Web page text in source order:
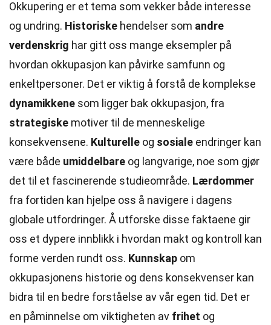
Okkupering er et tema som vekker både interesse
og undring. Historiske hendelser som andre
verdenskrig har gitt oss mange eksempler på
hvordan okkupasjon kan påvirke samfunn og
enkeltpersoner. Det er viktig å forstå de komplekse
dynamikkene som ligger bak okkupasjon, fra
strategiske motiver til de menneskelige
konsekvensene. Kulturelle og sosiale endringer kan
være både umiddelbare og langvarige, noe som gjør
det til et fascinerende studieområde. Lærdommer
fra fortiden kan hjelpe oss å navigere i dagens
globale utfordringer. Å utforske disse faktaene gir
oss et dypere innblikk i hvordan makt og kontroll kan
forme verden rundt oss. Kunnskap om
okkupasjonens historie og dens konsekvenser kan
bidra til en bedre forståelse av vår egen tid. Det er
en påminnelse om viktigheten av frihet og